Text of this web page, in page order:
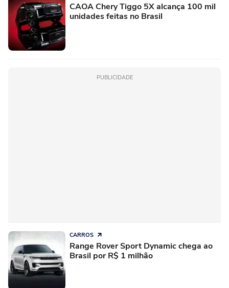
CAOA Chery Tiggo 5X alcança 100 mil
unidades feitas no Brasil
PUBLICIDADE
CARROS
Range Rover Sport Dynamic chega ao
Brasil por R$ 1 milhão